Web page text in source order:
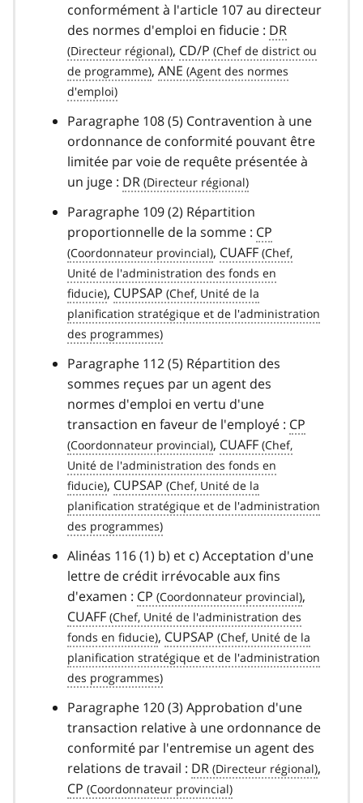
conformément à l'article 107 au directeur
des normes d'emploi en fiducie : DR
, CD/P
, ANE
Paragraphe 108 (5) Contravention à une
ordonnance de conformité pouvant être
limitée par voie de requête présentée à
un juge : DR
Paragraphe 109 (2) Répartition
proportionnelle de la somme : CP
, CUAFF
, CUPSAP
Paragraphe 112 (5) Répartition des
sommes reçues par un agent des
normes d'emploi en vertu d'une
transaction en faveur de l'employé : CP
, CUAFF
, CUPSAP
Alinéas 116 (1) b) et c) Acceptation d'une
lettre de crédit irrévocable aux fins
d'examen : CP
,
CUAFF
, CUPSAP
Paragraphe 120 (3) Approbation d'une
transaction relative à une ordonnance de
conformité par l'entremise un agent des
relations de travail : DR
,
CP